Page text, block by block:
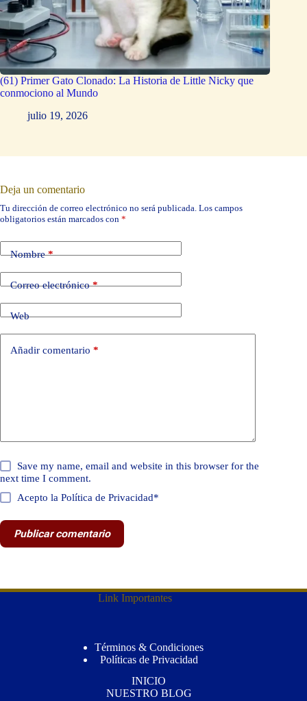
(61) Primer Gato Clonado: La Historia de Little Nicky que
conmociono al Mundo
julio 19, 2026
Deja un comentario
Tu dirección de correo electrónico no será publicada. Los campos
obligatorios están marcados con *
Nombre*
Correo electrónico*
Web
Añadir comentario *
Save my name, email and website in this browser for the
next time I comment.
Acepto la Política de Privacidad*
Publicar comentario
Link Importantes
Términos & Condiciones
Políticas de Privacidad
INICIO
NUESTRO BLOG